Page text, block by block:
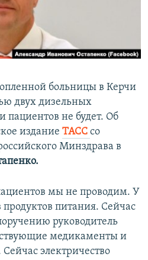
больницы в Керчи
двух дизельных
пациентов не будет. Об
издание ТАСС со
Минздрава в
мы не проводим. У
продуктов питания. Сейчас
руководитель
медикаменты и
электричество